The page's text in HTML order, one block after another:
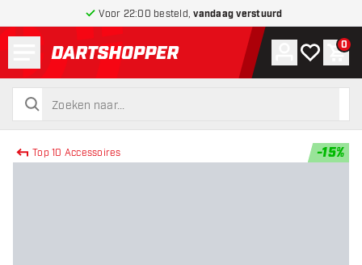
Voor 22:00 besteld,vandaag verstuurd
terug naar home pagina
zoeken
zoeken
Account
Mijn 0
Top 10 Accessoires -15%